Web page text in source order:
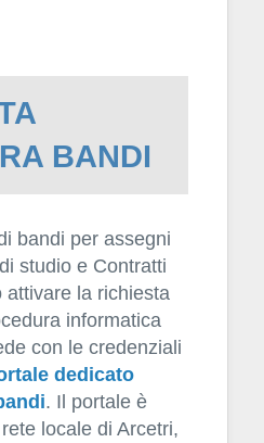
BANDI
bandi per assegni
studio e Contratti
attivare la richiesta
informatica
con le credenziali
dedicato
. Il portale è
locale di Arcetri,